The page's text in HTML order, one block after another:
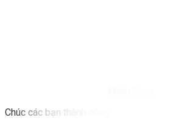
Chúc các bạn thành công!